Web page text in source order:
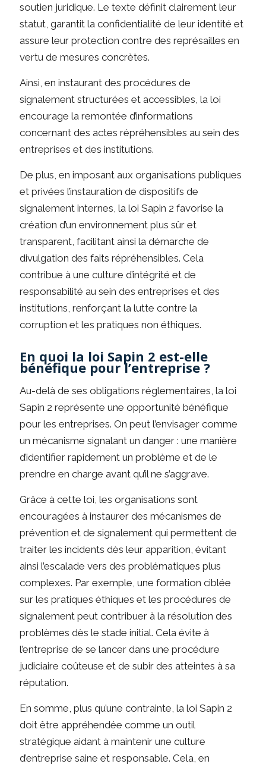
soutien juridique. Le texte définit clairement leur
statut, garantit la confidentialité de leur identité et
assure leur protection contre des représailles en
vertu de mesures concrètes.
Ainsi, en instaurant des procédures de
signalement structurées et accessibles, la loi
encourage la remontée d’informations
concernant des actes répréhensibles au sein des
entreprises et des institutions.
De plus, en imposant aux organisations publiques
et privées l’instauration de dispositifs de
signalement internes, la loi Sapin 2 favorise la
création d’un environnement plus sûr et
transparent, facilitant ainsi la démarche de
divulgation des faits répréhensibles. Cela
contribue à une culture d’intégrité et de
responsabilité au sein des entreprises et des
institutions, renforçant la lutte contre la
corruption et les pratiques non éthiques.
En quoi la loi Sapin 2 est-elle
bénéfique pour l’entreprise ?
Au-delà de ses obligations réglementaires, la loi
Sapin 2 représente une opportunité bénéfique
pour les entreprises. On peut l’envisager comme
un mécanisme signalant un danger : une manière
d’identifier rapidement un problème et de le
prendre en charge avant qu’il ne s’aggrave.
Grâce à cette loi, les organisations sont
encouragées à instaurer des mécanismes de
prévention et de signalement qui permettent de
traiter les incidents dès leur apparition, évitant
ainsi l’escalade vers des problématiques plus
complexes. Par exemple, une formation ciblée
sur les pratiques éthiques et les procédures de
signalement peut contribuer à la résolution des
problèmes dès le stade initial. Cela évite à
l’entreprise de se lancer dans une procédure
judiciaire coûteuse et de subir des atteintes à sa
réputation.
En somme, plus qu’une contrainte, la loi Sapin 2
doit être appréhendée comme un outil
stratégique aidant à maintenir une culture
d’entreprise saine et responsable. Cela, en